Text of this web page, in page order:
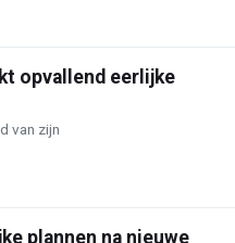
opvallend eerlijke
van zijn
plannen na nieuwe